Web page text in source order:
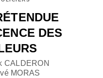
DES
CALDERON
MORAS